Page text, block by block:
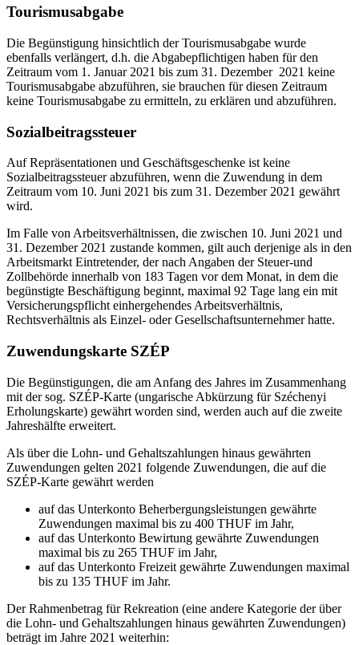
Tourismusabgabe
Die Begünstigung hinsichtlich der Tourismusabgabe wurde
ebenfalls verlängert, d.h. die Abgabepflichtigen haben für den
Zeitraum vom 1. Januar 2021 bis zum 31. Dezember 2021 keine
Tourismusabgabe abzuführen, sie brauchen für diesen Zeitraum
keine Tourismusabgabe zu ermitteln, zu erklären und abzuführen.
Sozialbeitragssteuer
Auf Repräsentationen und Geschäftsgeschenke ist keine
Sozialbeitragssteuer abzuführen, wenn die Zuwendung in dem
Zeitraum vom 10. Juni 2021 bis zum 31. Dezember 2021 gewährt
wird.
Im Falle von Arbeitsverhältnissen, die zwischen 10. Juni 2021 und
31. Dezember 2021 zustande kommen, gilt auch derjenige als in den
Arbeitsmarkt Eintretender, der nach Angaben der Steuer-und
Zollbehörde innerhalb von 183 Tagen vor dem Monat, in dem die
begünstigte Beschäftigung beginnt, maximal 92 Tage lang ein mit
Versicherungspflicht einhergehendes Arbeitsverhältnis,
Rechtsverhältnis als Einzel- oder Gesellschaftsunternehmer hatte.
Zuwendungskarte SZÉP
Die Begünstigungen, die am Anfang des Jahres im Zusammenhang
mit der sog. SZÉP-Karte (ungarische Abkürzung für Széchenyi
Erholungskarte) gewährt worden sind, werden auch auf die zweite
Jahreshälfte erweitert.
Als über die Lohn- und Gehaltszahlungen hinaus gewährten
Zuwendungen gelten 2021 folgende Zuwendungen, die auf die
SZÉP-Karte gewährt werden
auf das Unterkonto Beherbergungsleistungen gewährte
Zuwendungen maximal bis zu 400 THUF im Jahr,
auf das Unterkonto Bewirtung gewährte Zuwendungen
maximal bis zu 265 THUF im Jahr,
auf das Unterkonto Freizeit gewährte Zuwendungen maximal
bis zu 135 THUF im Jahr.
Der Rahmenbetrag für Rekreation (eine andere Kategorie der über
die Lohn- und Gehaltszahlungen hinaus gewährten Zuwendungen)
beträgt im Jahre 2021 weiterhin: